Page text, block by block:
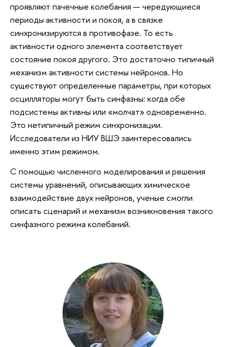
проявляют пачечные колебания — чередующиеся
периоды активности и покоя, а в связке
синхронизируются в противофазе. То есть
активности одного элемента соответствует
состояние покоя другого. Это достаточно типичный
механизм активности системы нейронов. Но
существуют определенные параметры, при которых
осцилляторы могут быть синфазны: когда обе
подсистемы активны или «молчат» одновременно.
Это нетипичный режим синхронизации.
Исследователи из НИУ ВШЭ заинтересовались
именно этим режимом.
С помощью численного моделирования и решения
системы уравнений, описывающих химическое
взаимодействие двух нейронов, ученые смогли
описать сценарий и механизм возникновения такого
синфазного режима колебаний.